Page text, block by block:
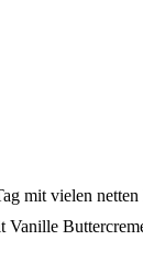
mit vielen